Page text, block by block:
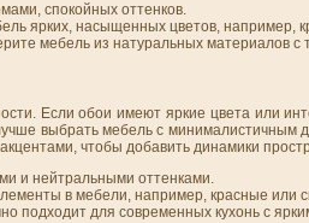
спокойных оттенков.
ярких, насыщенных цветов, например,
мебель из натуральных материалов с
Если обои имеют яркие цвета или
выбрать мебель с
чтобы добавить динамики
и нейтральными оттенками.
в мебели, например, красные или
подходит для современных кухонь с